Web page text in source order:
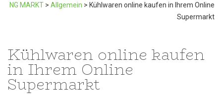
NG MARKT > Allgemein > Kühlwaren online kaufen in Ihrem Online
Supermarkt
Kühlwaren online kaufen
in Ihrem Online
Supermarkt